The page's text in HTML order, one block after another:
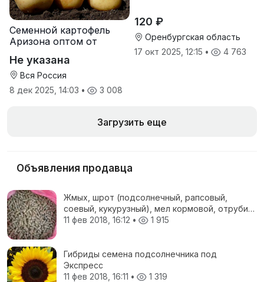
Семенной картофель
Аризона оптом от
Не указана
Вся Россия
8 дек 2025, 14:03 • 3 008
120 ₽
Оренбургская область
17 окт 2025, 12:15 • 4 763
Загрузить еще
Объявления продавца
Жмых, шрот (подсолнечный, рапсовый,
соевый, кукурузный), мел кормовой, отруби
пшеничные, жом свекловичный, соя
11 фев 2018, 16:12 • 1 915
Гибриды семена подсолнечника под
Экспресс
11 фев 2018, 16:11 • 1 319